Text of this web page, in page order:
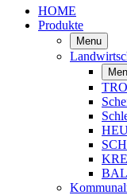
HOME
Produkte
Menu